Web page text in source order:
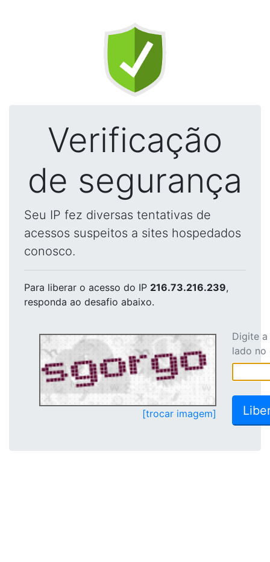
Verificação
de segurança
Seu IP fez diversas tentativas de
acessos suspeitos a sites hospedados
conosco.
Para liberar o acesso do IP 216.73.216.239,
responda ao desafio abaixo.
[trocar imagem]
Digite
lado no